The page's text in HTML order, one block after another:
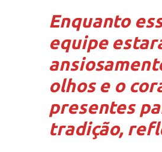
Enquanto
equipe
olhos e o
presentes
tradição,